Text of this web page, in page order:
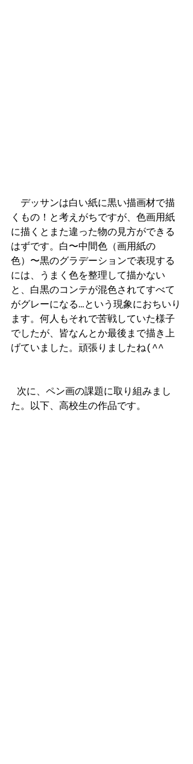
デッサンは白い紙に黒い描画材で描
くもの！と考えがちですが、色画用紙
に描くとまた違った物の見方ができる
はずです。白〜中間色（画用紙の
色）〜黒のグラデーションで表現する
には、うまく色を整理して描かない
と、白黒のコンテが混色されてすべて
がグレーになる…という現象におちいり
ます。何人もそれで苦戦していた様子
でしたが、皆なんとか最後まで描き上
げていました。頑張りましたね(^^
た。以下、高校生の作品です。